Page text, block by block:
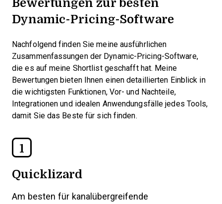
Dynamic-Pricing-Software
Nachfolgend finden Sie meine ausführlichen
Zusammenfassungen der Dynamic-Pricing-Software,
die es auf meine Shortlist geschafft hat. Meine
Bewertungen bieten Ihnen einen detaillierten Einblick in
die wichtigsten Funktionen, Vor- und Nachteile,
Integrationen und idealen Anwendungsfälle jedes Tools,
damit Sie das Beste für sich finden.
1
Quicklizard
Am besten für kanalübergreifende